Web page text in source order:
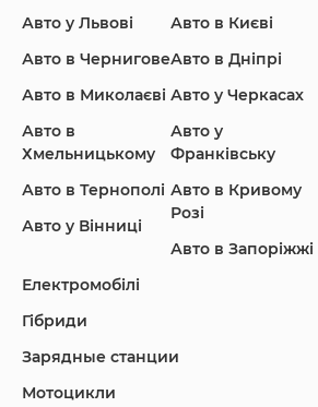
Honda
Infiniti Jaguar
Land Rover
Авто у Львові
Авто в Чернигове
Авто в Миколаєві
Авто в
Хмельницькому
Авто в Тернополі
Авто у Вінниці
Авто в Києві
Авто в Дніпрі
Авто у Черкасах
Авто у
Франківську
Авто в Кривому
Розі
Авто в Запоріжжі
Електромобілі
Гібриди
Зарядные станции
Мотоцикли